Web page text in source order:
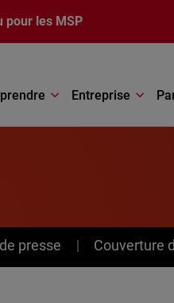
pour les MSP
Entreprise
presse Couverture